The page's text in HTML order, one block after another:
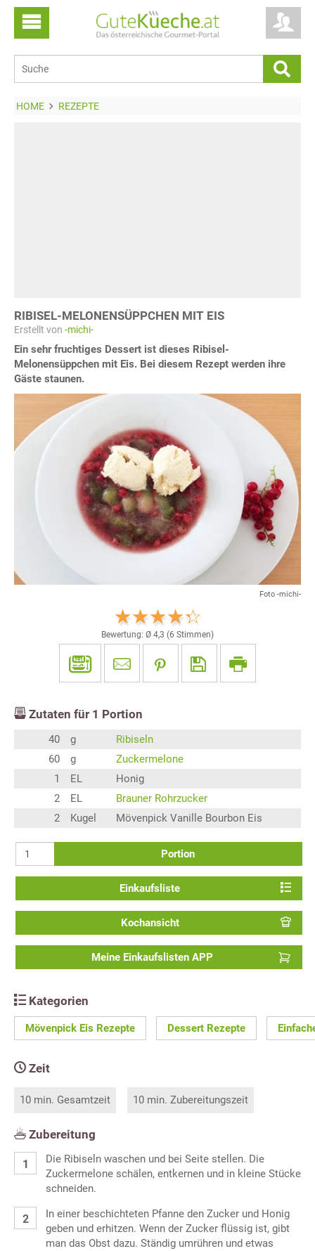
HOME REZEPTE
RIBISEL-MELONENSÜPPCHEN MIT EIS
Erstellt von -michi-
Ein sehr fruchtiges Dessert ist dieses Ribisel-
Melonensüppchen mit Eis. Bei diesem Rezept werden ihre
Gäste staunen.
Foto -michi-
Bewertung: Ø 4,3 (6 Stimmen)
Zutaten für 1 Portion
40 g
Ribiseln
60
g
Zuckermelone
1
EL
Honig
2
EL
Brauner Rohrzucker
2
Kugel Mövenpick Vanille Bourbon Eis
Portion
Einkaufsliste
Kochansicht
Meine Einkaufslisten APP
Kategorien
Mövenpick Eis Rezepte Dessert Rezepte
Zeit
10 min. Gesamtzeit 10 min. Zubereitungszeit
Zubereitung
Die Ribiseln waschen und bei Seite stellen. Die
Zuckermelone schälen, entkernen und in kleine Stücke
schneiden.
In einer beschichteten Pfanne den Zucker und Honig
geben und erhitzen. Wenn der Zucker flüssig ist, gibt
man das Obst dazu. Ständig umrühren und etwas